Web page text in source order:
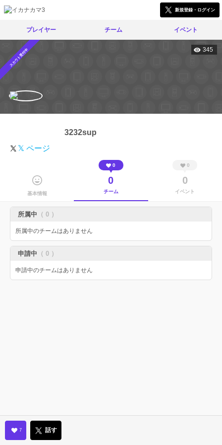
新規登録・ログイン
プレイヤー チーム イベント
スカウト受付中 345
3232sup
𝕏 ページ
基本情報
0
0
チーム
0
0
イベント
所属中 （ 0 ）
所属中のチームはありません
申請中 （ 0 ）
申請中のチームはありません
7 話す